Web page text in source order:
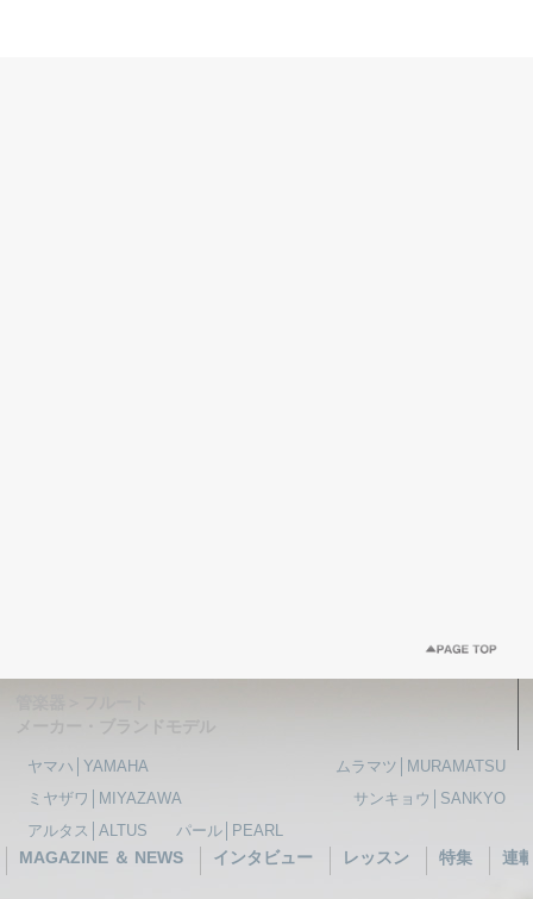
ヤマハ│YAMAHA
ムラマツ│MURAMATSU
ミヤザワ│MIYAZAWA
サンキョウ│SANKYO
アルタス│ALTUS
パール│PEARL
MAGAZINE ＆ NEWS インタビュー レッスン 特集 連